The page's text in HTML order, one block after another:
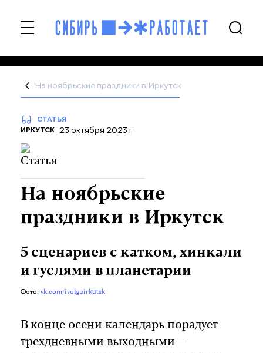
На ноябрьские праздники в Иркутск
СТАТЬЯ
ИРКУТСК 23 октября 2023 г
На ноябрьские
праздники в Иркутск
5 сценариев с катком, хинкали
и гуслями в планетарии
Фото: vk.com/ivolgairkutsk
В конце осени календарь порадует
трехдневными выходными —